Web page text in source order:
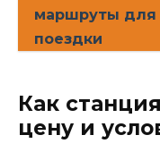
маршруты для
поездки
Как
цену и